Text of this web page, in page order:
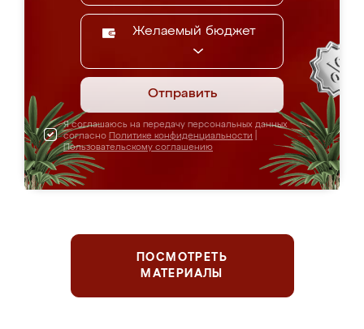
Желаемый бюджет
Отправить
Я соглашаюсь на передачу персональных данных
согласно Политике конфиденциальности
Пользовательскому соглашению
ПОСМОТРЕТЬ
МАТЕРИАЛЫ